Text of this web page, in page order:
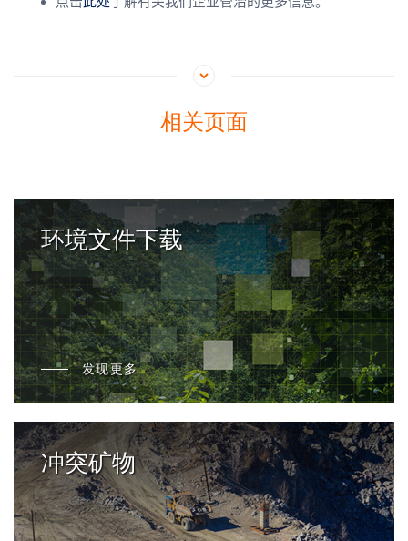
相关页面
环境文件下载
发现更多
冲突矿物